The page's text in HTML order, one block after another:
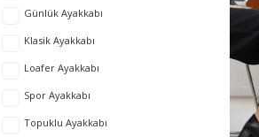
Kahve
Kırmızı
Kum
Lacivert
Mavi
Günlük Ayakkabı
Klasik Ayakkabı
Loafer Ayakkabı
Spor Ayakkabı
Topuklu Ayakkabı